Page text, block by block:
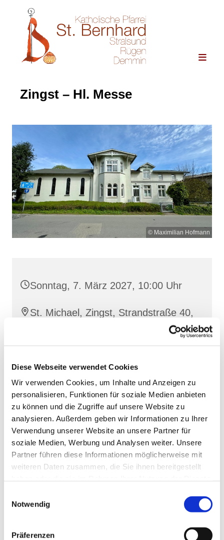
Diese Webseite verwendet Cookies
Wir verwenden Cookies, um Inhalte und Anzeigen zu
personalisieren, Funktionen für soziale Medien anbieten
zu können und die Zugriffe auf unsere Website zu
analysieren. Außerdem geben wir Informationen zu Ihrer
Verwendung unserer Website an unsere Partner für
soziale Medien, Werbung und Analysen weiter. Unsere
Partner führen diese Informationen möglicherweise mit
weiteren Daten zusammen, die Sie ihnen bereitgestellt
Notwendig
Präferenzen
Zingst – Hl. Messe
© Maximilian Hofmann
Sonntag, 7. März 2027, 10:00 Uhr
St. Michael, Zingst, Strandstraße 40,